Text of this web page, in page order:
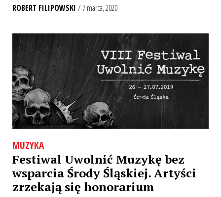
ROBERT FILIPOWSKI / 7 marca, 2020
MUZYKA
Festiwal Uwolnić Muzykę bez
wsparcia Środy Śląskiej. Artyści
zrzekają się honorarium